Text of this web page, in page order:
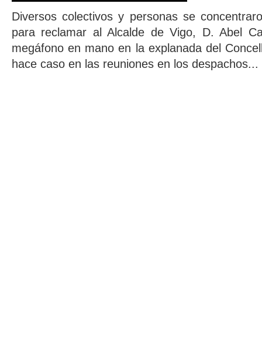
Diversos colectivos y personas se
para reclamar al Alcalde de Vigo, D. Abel
megáfono en mano en la explanada del
hace caso en las reuniones en los